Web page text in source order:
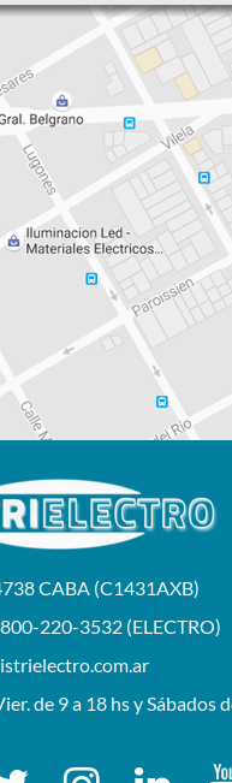
CABA (C1431AXB)
220-3532 (ELECTRO)
de 9 a 18 hs y Sábados